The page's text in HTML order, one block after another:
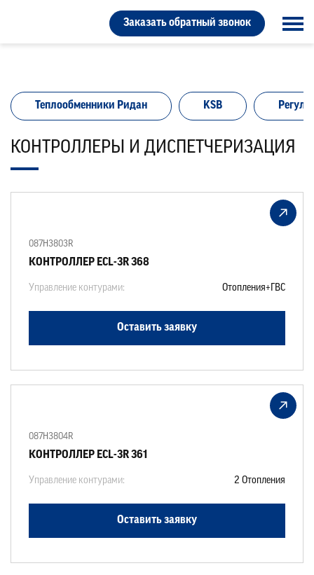
Заказать обратный звонок
Теплообменники Ридан KSB
КОНТРОЛЛЕРЫ И ДИСПЕТЧЕРИЗАЦИЯ
087H3803R
КОНТРОЛЛЕР ECL-3R 368
Управление контурами: Отопления+ГВС
Оставить заявку
087H3804R
КОНТРОЛЛЕР ECL-3R 361
Управление контурами: 2 Отопления
Оставить заявку